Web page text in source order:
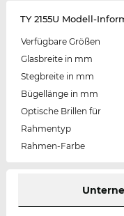
TY 2155U Modell-
Verfügbare Größen
Glasbreite in mm
Stegbreite in mm
Bügellänge in mm
Optische Brillen für
Rahmentyp
Rahmen-Farbe